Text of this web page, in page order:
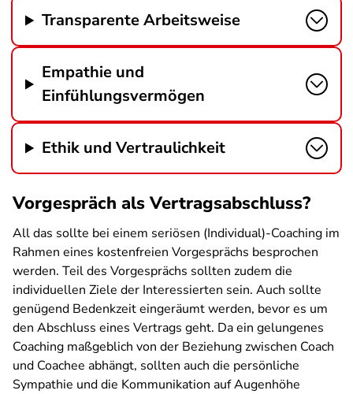
Transparente Arbeitsweise
Empathie und
Einfühlungsvermögen
Ethik und Vertraulichkeit
Vorgespräch als Vertragsabschluss?
All das sollte bei einem seriösen (Individual)-Coaching im
Rahmen eines kostenfreien Vorgesprächs besprochen
werden. Teil des Vorgesprächs sollten zudem die
individuellen Ziele der Interessierten sein. Auch sollte
genügend Bedenkzeit eingeräumt werden, bevor es um
den Abschluss eines Vertrags geht. Da ein gelungenes
Coaching maßgeblich von der Beziehung zwischen Coach
und Coachee abhängt, sollten auch die persönliche
Sympathie und die Kommunikation auf Augenhöhe